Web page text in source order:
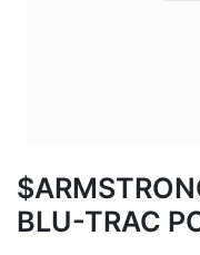
BLU-TRAC